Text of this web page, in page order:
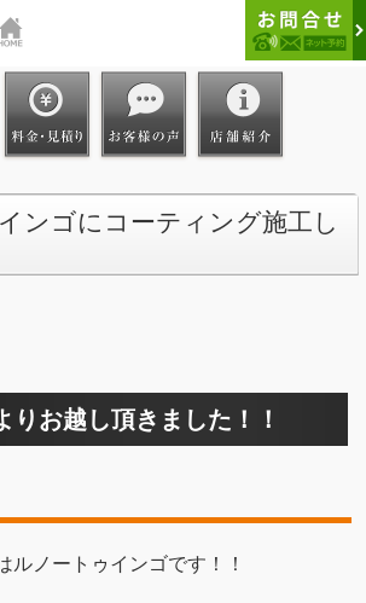
ンゴにコーティング施工し
りお越し頂きました！！
ルノートゥインゴです！！